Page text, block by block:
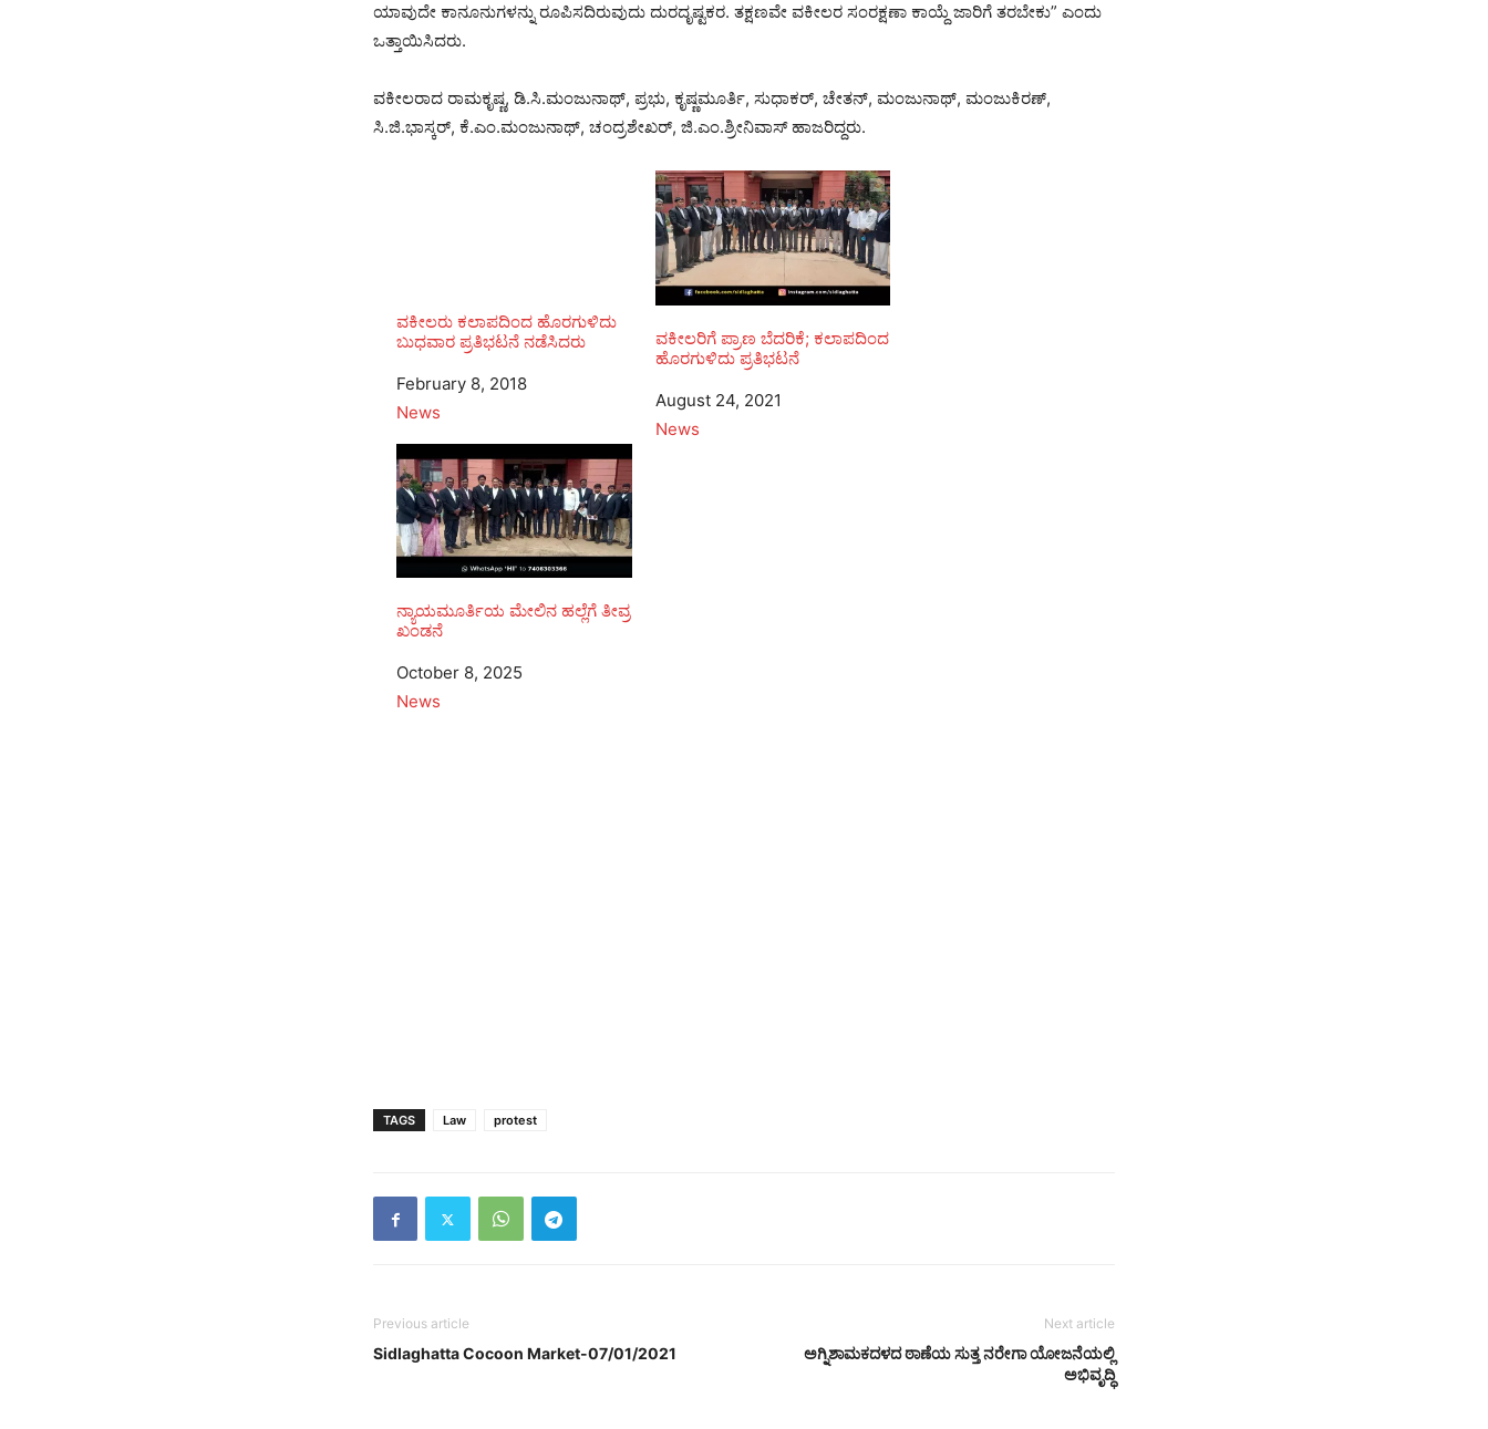
ಯಾವುದೇ ಕಾನೂನುಗಳನ್ನು ರೂಪಿಸದಿರುವುದು ದುರದೃಷ್ಟಕರ. ತಕ್ಷಣವೇ ವಕೀಲರ ಸಂರಕ್ಷಣಾ ಕಾಯ್ದೆ ಜಾರಿಗೆ ತರಬೇಕು” ಎಂದು
ಒತ್ತಾಯಿಸಿದರು.
ವಕೀಲರಾದ ರಾಮಕೃಷ್ಣ, ಡಿ.ಸಿ.ಮಂಜುನಾಥ್, ಪ್ರಭು, ಕೃಷ್ಣಮೂರ್ತಿ, ಸುಧಾಕರ್, ಚೇತನ್, ಮಂಜುನಾಥ್, ಮಂಜುಕಿರಣ್,
ಸಿ.ಜಿ.ಭಾಸ್ಕರ್, ಕೆ.ಎಂ.ಮಂಜುನಾಥ್, ಚಂದ್ರಶೇಖರ್, ಜಿ.ಎಂ.ಶ್ರೀನಿವಾಸ್ ಹಾಜರಿದ್ದರು.
ವಕೀಲರು ಕಲಾಪದಿಂದ ಹೊರಗುಳಿದು
ಬುಧವಾರ ಪ್ರತಿಭಟನೆ ನಡೆಸಿದರು
Date
February 8, 2018
In relation to
News
ವಕೀಲರಿಗೆ ಪ್ರಾಣ ಬೆದರಿಕೆ; ಕಲಾಪದಿಂದ
ಹೊರಗುಳಿದು ಪ್ರತಿಭಟನೆ
Date
August 24, 2021
In relation to
News
ನ್ಯಾಯಮೂರ್ತಿಯ ಮೇಲಿನ ಹಲ್ಲೆಗೆ ತೀವ್ರ
ಖಂಡನೆ
Date
October 8, 2025
In relation to
News
TAGS Law protest
Previous article
Sidlaghatta Cocoon Market-07/01/2021
Next article
ಅಗ್ನಿಶಾಮಕದಳದ ಠಾಣೆಯ ಸುತ್ತ ನರೇಗಾ ಯೋಜನೆಯಲ್ಲಿ
ಅಭಿವೃದ್ಧಿ